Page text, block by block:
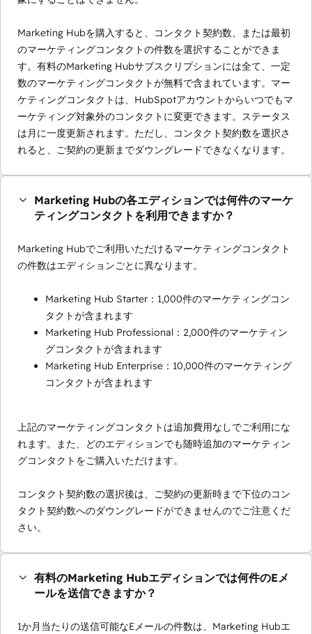
Marketing Hubを購入すると、コンタクト契約数、または最初
のマーケティングコンタクトの件数を選択することができま
す。有料のMarketing Hubサブスクリプションには全て、一定
数のマーケティングコンタクトが無料で含まれています。マー
ケティングコンタクトは、HubSpotアカウントからいつでもマ
ーケティング対象外のコンタクトに変更できます。ステータス
は月に一度更新されます。ただし、コンタクト契約数を選択さ
れると、ご契約の更新までダウングレードできなくなります。
Marketing Hubの各エディションでは何件のマーケ
ティングコンタクトを利用できますか？
Marketing Hubでご利用いただけるマーケティングコンタクト
の件数はエディションごとに異なります。
Marketing Hub Starter：1,000件のマーケティングコン
タクトが含まれます
Marketing Hub Professional：2,000件のマーケティン
グコンタクトが含まれます
Marketing Hub Enterprise：10,000件のマーケティング
コンタクトが含まれます
上記のマーケティングコンタクトは追加費用なしでご利用にな
れます。また、どのエディションでも随時追加のマーケティン
グコンタクトをご購入いただけます。
コンタクト契約数の選択後は、ご契約の更新時まで下位のコン
タクト契約数へのダウングレードができませんのでご注意くだ
さい。
有料のMarketing Hubエディションでは何件のEメ
ールを送信できますか？
1か月当たりの送信可能なEメールの件数は、Marketing Hubエ